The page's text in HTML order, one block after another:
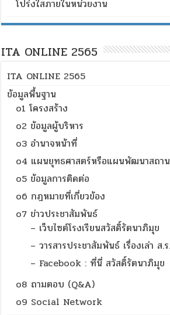
โปร่งใสภายในหน่วยงาน
ITA ONLINE 2565
ITA ONLINE 2565
ข้อมูลพื้นฐาน
o1 โครงสร้าง
o2 ข้อมูลผู้บริหาร
o3 อำนาจหน้าที่
o4 แผนยุทธศาสตร์หรือแผนพัฒนาสถา
o5 ข้อมูลการติดต่อ
o6 กฎหมายที่เกี่ยวข้อง
o7 ข่าวประชาสัมพันธ์
– เว็บไซต์โรงเรียนสวัสดิ์รัตนาภิมุข
– วารสารประชาสัมพันธ์ เรื่องเล่า ส.
– Facebook : ที่นี่ สวัสดิ์รัตนาภิมุข
o8 ถามตอบ (Q&A)
o9 Social Network